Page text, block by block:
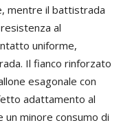
mentre il battistrada
al
uniforme,
Il fianco rinforzato
esagonale con
adattamento al
un minore consumo di